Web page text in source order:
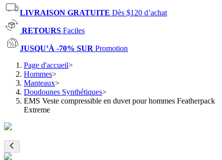
LIVRAISON GRATUITE Dès $120 d’achat
RETOURS Faciles
JUSQU’À -70% SUR Promotion
Page d'accueil>
Hommes>
Manteaux>
Doudounes Synthétiques>
EMS Veste compressible en duvet pour hommes Featherpack
Extreme